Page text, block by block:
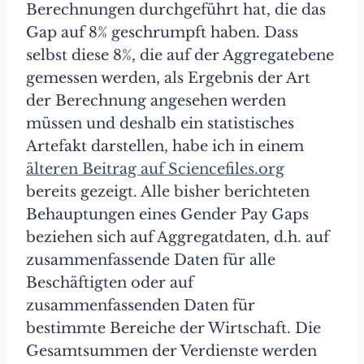
Berechnungen durchgeführt hat, die das
Gap auf 8% geschrumpft haben. Dass
selbst diese 8%, die auf der Aggregatebene
gemessen werden, als Ergebnis der Art
der Berechnung angesehen werden
müssen und deshalb ein statistisches
Artefakt darstellen, habe ich in einem
älteren Beitrag auf Sciencefiles.org
bereits gezeigt. Alle bisher berichteten
Behauptungen eines Gender Pay Gaps
beziehen sich auf Aggregatdaten, d.h. auf
zusammenfassende Daten für alle
Beschäftigten oder auf
zusammenfassenden Daten für
bestimmte Bereiche der Wirtschaft. Die
Gesamtsummen der Verdienste werden